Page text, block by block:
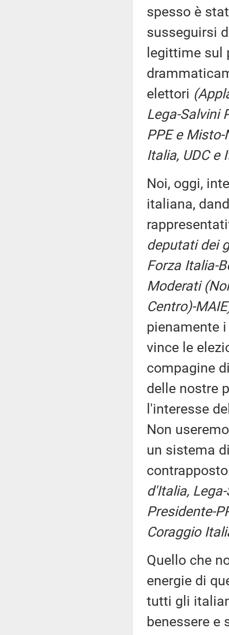
spesso è
susseguirsi
legittime sul
elettori
Lega-Salvini
PPE e
Italia, UDC e
Noi, oggi,
italiana,
deputati dei
Forza Italia-
Moderati
Centro)-
pienamente
vince le
compagine
delle nostre
l'interesse
Non
un sistema
d'Italia,
Presidente-
Coraggio
Quello che
energie di
tutti gli
benessere e